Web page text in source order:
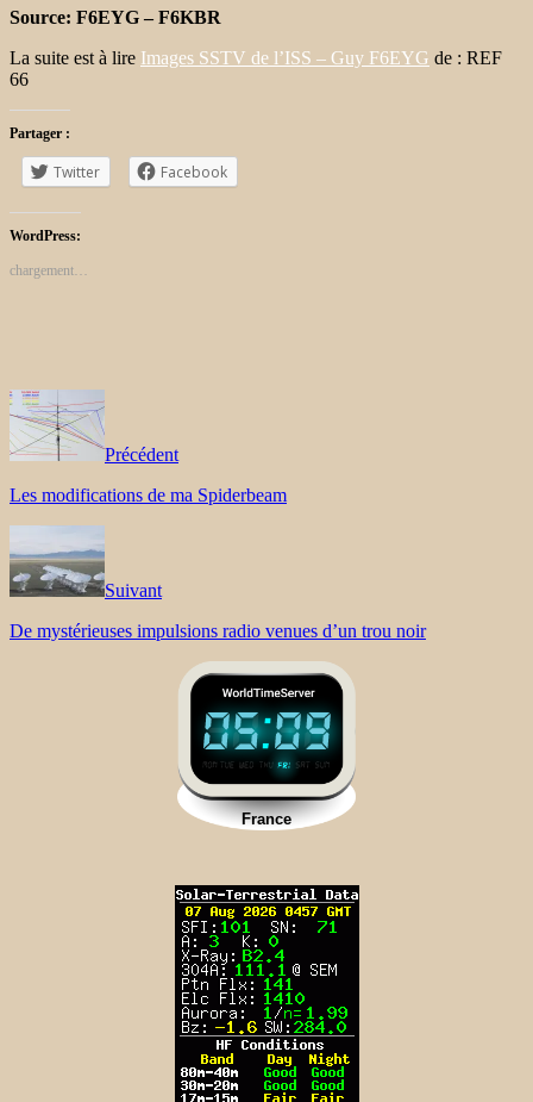
Source: F6EYG – F6KBR
La suite est à lire Images SSTV de l’ISS – Guy F6EYG de : REF
66
Partager :
Twitter Facebook
WordPress:
chargement…
Précédent
Les modifications de ma Spiderbeam
Suivant
De mystérieuses impulsions radio venues d’un trou noir